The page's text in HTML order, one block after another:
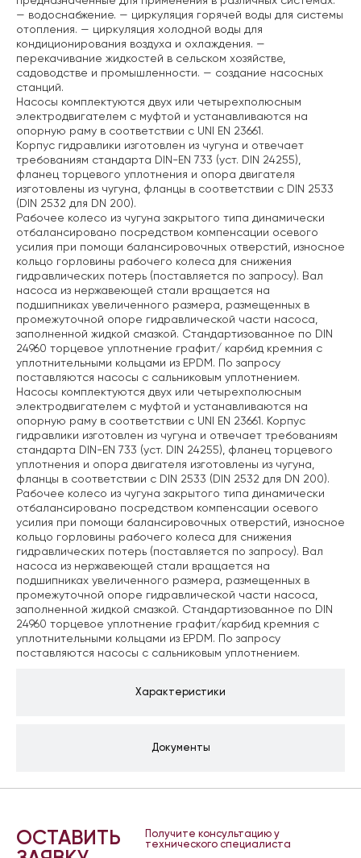
Характеристики
Документы
— водоснабжение. — циркуляция горячей воды для системы
отопления. — циркуляция холодной воды для
кондиционирования воздуха и охлаждения. —
перекачивание жидкостей в сельском хозяйстве,
садоводстве и промышленности. — создание насосных
станций.
Насосы комплектуются двух или четырехполюсным
электродвигателем с муфтой и устанавливаются на
опорную раму в соответствии с UNI EN 23661.
Корпус гидравлики изготовлен из чугуна и отвечает
требованиям стандарта DIN-EN 733 (уст. DIN 24255),
фланец торцевого уплотнения и опора двигателя
изготовлены из чугуна, фланцы в соответствии с DIN 2533
(DIN 2532 для DN 200).
Рабочее колесо из чугуна закрытого типа динамически
отбалансировано посредством компенсации осевого
усилия при помощи балансировочных отверстий, износное
кольцо горловины рабочего колеса для снижения
гидравлических потерь (поставляется по запросу). Вал
насоса из нержавеющей стали вращается на
подшипниках увеличенного размера, размещенных в
промежуточной опоре гидравлической части насоса,
заполненной жидкой смазкой. Стандартизованное по DIN
24960 торцевое уплотнение графит/ карбид кремния с
уплотнительными кольцами из EPDM. По запросу
поставляются насосы с сальниковым уплотнением.
Насосы комплектуются двух или четырехполюсным
электродвигателем с муфтой и устанавливаются на
опорную раму в соответствии с UNI EN 23661. Корпус
гидравлики изготовлен из чугуна и отвечает требованиям
стандарта DIN-EN 733 (уст. DIN 24255), фланец торцевого
уплотнения и опора двигателя изготовлены из чугуна,
фланцы в соответствии с DIN 2533 (DIN 2532 для DN 200).
Рабочее колесо из чугуна закрытого типа динамически
отбалансировано посредством компенсации осевого
усилия при помощи балансировочных отверстий, износное
кольцо горловины рабочего колеса для снижения
гидравлических потерь (поставляется по запросу). Вал
насоса из нержавеющей стали вращается на
подшипниках увеличенного размера, размещенных в
промежуточной опоре гидравлической части насоса,
заполненной жидкой смазкой. Стандартизованное по DIN
24960 торцевое уплотнение графит/карбид кремния с
уплотнительными кольцами из EPDM. По запросу
поставляются насосы с сальниковым уплотнением.
ОСТАВИТЬ
Получите консультацию у
технического специалиста